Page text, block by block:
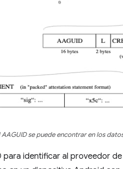
AAGUID se puede encontrar en los
para identificar al proveedor